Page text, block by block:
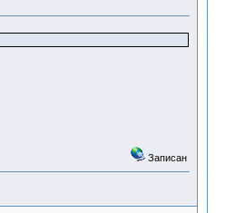
Записан